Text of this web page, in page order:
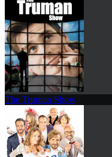
The Truman Show